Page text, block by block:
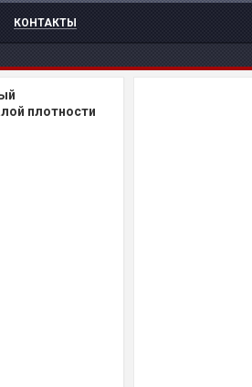
КОНТАКТЫ
плотности